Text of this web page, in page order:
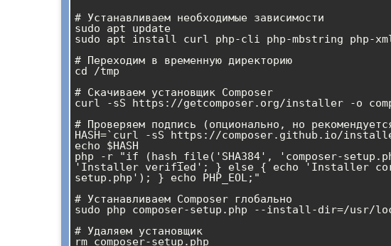
# Устанавливаем необходимые зависимости
sudo apt update
sudo apt install curl php-cli php-mbstring php-
# Переходим в временную директорию
cd /tmp
# Скачиваем установщик Composer
curl -sS https://getcomposer.org/installer -o
# Проверяем подпись (опционально, но
HASH=`curl -sS https://composer.github.io/
echo $HASH
php -r "if (hash_file('SHA384', 'composer-
'Installer verified'; } else { echo 'Installer
setup.php'); } echo PHP_EOL;"
# Устанавливаем Composer глобально
sudo php composer-setup.php --install-dir=/usr/
# Удаляем установщик
rm composer-setup.php